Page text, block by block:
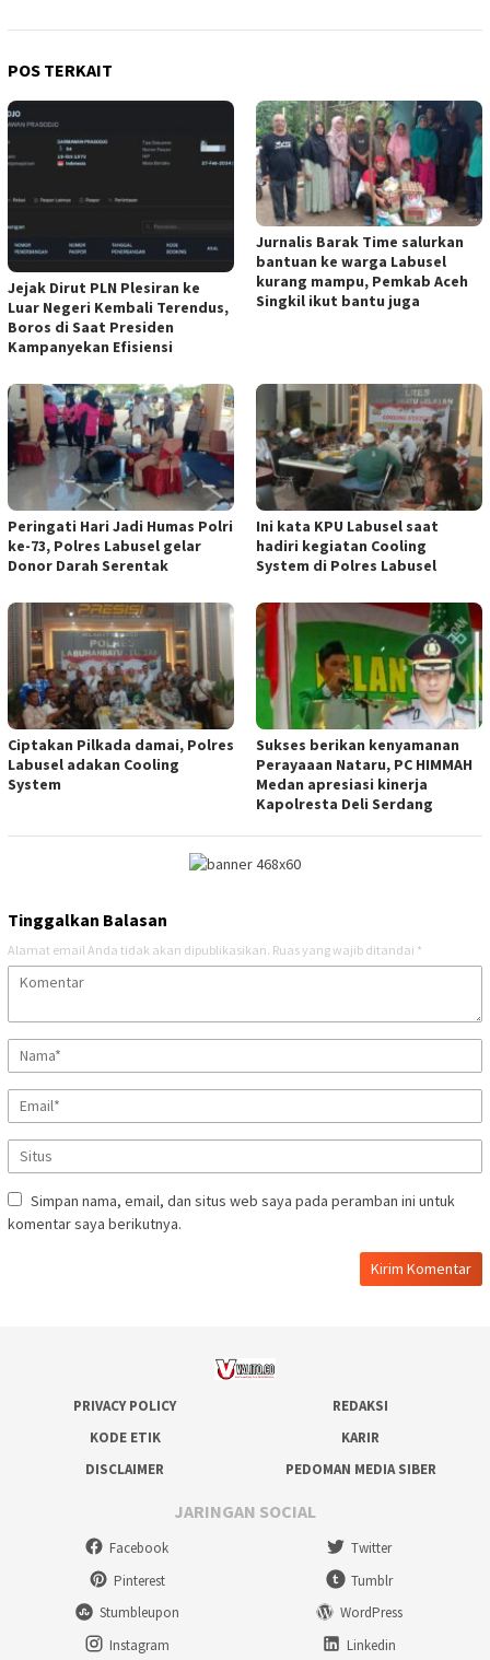
POS TERKAIT
Jejak Dirut PLN Plesiran ke
Luar Negeri Kembali Terendus,
Boros di Saat Presiden
Kampanyekan Efisiensi
Jurnalis Barak Time salurkan
bantuan ke warga Labusel
kurang mampu, Pemkab Aceh
Singkil ikut bantu juga
Peringati Hari Jadi Humas Polri
ke-73, Polres Labusel gelar
Donor Darah Serentak
Ini kata KPU Labusel saat
hadiri kegiatan Cooling
System di Polres Labusel
Ciptakan Pilkada damai, Polres
Labusel adakan Cooling
System
Sukses berikan kenyamanan
Perayaaan Nataru, PC HIMMAH
Medan apresiasi kinerja
Kapolresta Deli Serdang
Tinggalkan Balasan
Alamat email Anda tidak akan dipublikasikan. Ruas yang wajib ditandai *
Simpan nama, email, dan situs web saya pada peramban ini untuk
komentar saya berikutnya.
PRIVACY POLICY
REDAKSI
KODE ETIK
KARIR
DISCLAIMER
PEDOMAN MEDIA SIBER
JARINGAN SOCIAL
Facebook
Twitter
Pinterest
Tumblr
Stumbleupon
WordPress
Instagram
Linkedin